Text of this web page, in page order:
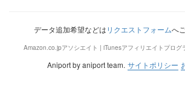
データ追加希望などはリクエストフォームへ
Amazon.co.jpアソシエイト | iTunesアフィリエイトプロ
Aniport by aniport team. サイトポリシー